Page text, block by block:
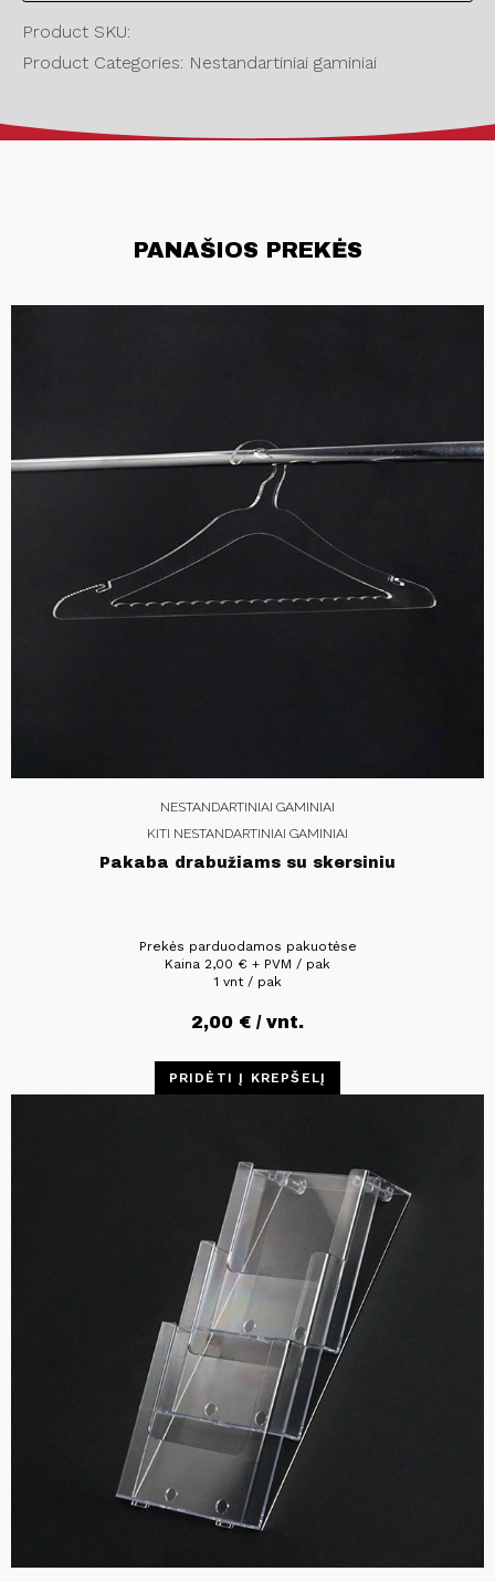
Product SKU:
Product Categories: Nestandartiniai gaminiai
PANAŠIOS PREKĖS
NESTANDARTINIAI GAMINIAI
KITI NESTANDARTINIAI GAMINIAI
Pakaba drabužiams su skersiniu
Prekės parduodamos pakuotėse
Kaina 2,00 € + PVM / pak
1 vnt / pak
2,00 € / vnt.
PRIDĖTI Į KREPŠELĮ